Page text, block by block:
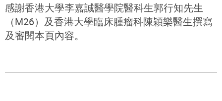
感謝香港大學李嘉誠醫學院醫科生郭行知先生
（M26）及香港大學臨床腫瘤科陳穎樂醫生撰寫
及審閱本頁內容。